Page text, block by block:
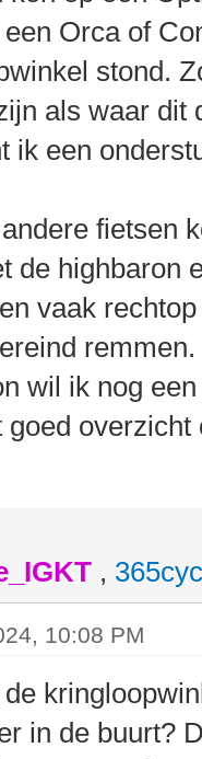
Orca of
stond.
als waar dit
ik een
fietsen
de highbaron
vaak
wil ik nog
goed
,
10:08 PM
in de buurt?